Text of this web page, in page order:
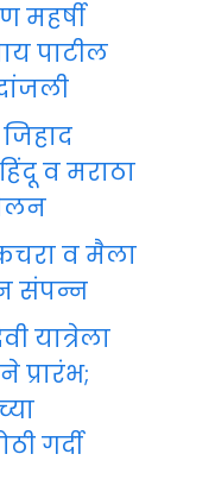
महर्षी
पाटील
व मराठा
व मैला
संपन्न
यात्रेला
गर्दी